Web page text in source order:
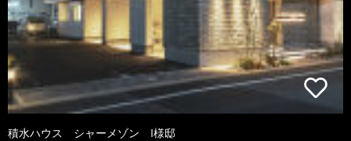
積水ハウス シャーメゾン I様邸